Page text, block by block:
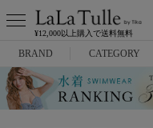
¥12,000以上購入で送料無料
BRAND
Anella
CATEGORY
ミニドレス